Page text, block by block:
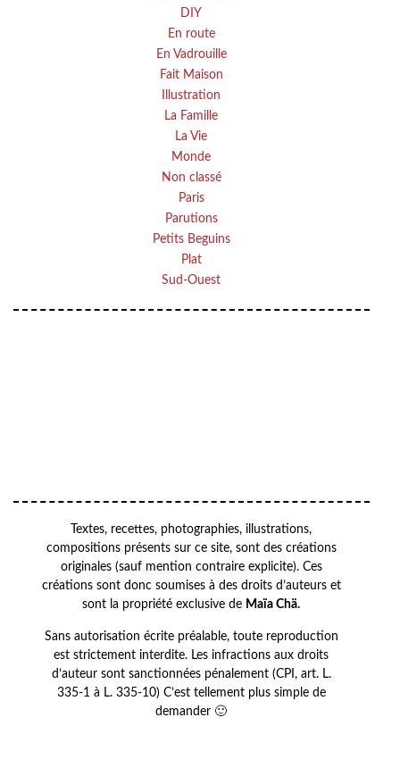
DIY
En route
En Vadrouille
Fait Maison
Illustration
La Famille
La Vie
Monde
Non classé
Paris
Parutions
Petits Beguins
Plat
Sud-Ouest
Textes, recettes, photographies, illustrations,
compositions présents sur ce site, sont des créations
originales (sauf mention contraire explicite). Ces
créations sont donc soumises à des droits d’auteurs et
sont la propriété exclusive de Maïa Chä.
Sans autorisation écrite préalable, toute reproduction
est strictement interdite. Les infractions aux droits
d’auteur sont sanctionnées pénalement (CPI, art. L.
335-1 à L. 335-10) C’est tellement plus simple de
demander 🙂